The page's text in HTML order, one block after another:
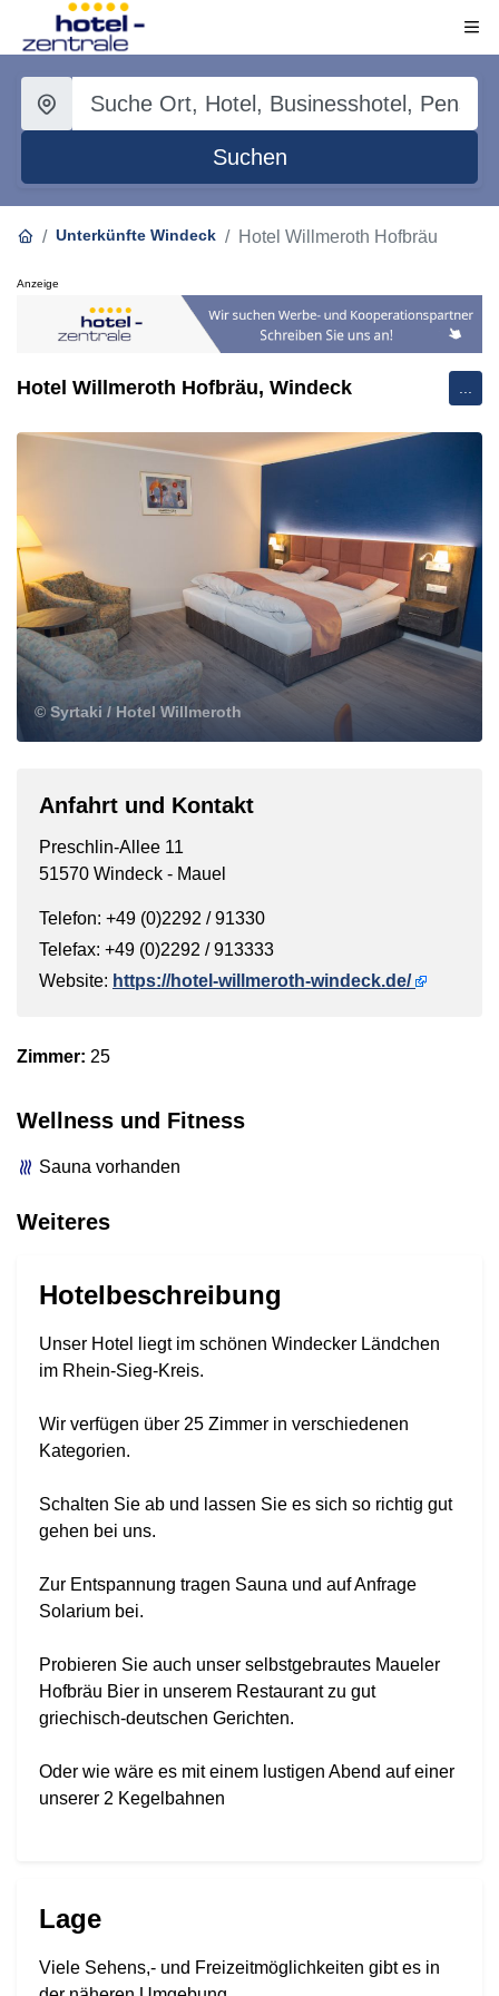
Suchen
Unterkünfte Windeck Hotel Willmeroth Hofbräu
Anzeige
Hotel Willmeroth Hofbräu, Windeck
© Syrtaki / Hotel Willmeroth
Anfahrt und Kontakt
Preschlin-Allee 11
51570 Windeck - Mauel
Telefon: +49 (0)2292 / 91330
Telefax: +49 (0)2292 / 913333
Website: https://hotel-willmeroth-windeck.de/
Zimmer: 25
Wellness und Fitness
Sauna vorhanden
Weiteres
Hotelbeschreibung
Unser Hotel liegt im schönen Windecker Ländchen
im Rhein-Sieg-Kreis.
Wir verfügen über 25 Zimmer in verschiedenen
Kategorien.
Schalten Sie ab und lassen Sie es sich so richtig gut
gehen bei uns.
Zur Entspannung tragen Sauna und auf Anfrage
Solarium bei.
Probieren Sie auch unser selbstgebrautes Maueler
Hofbräu Bier in unserem Restaurant zu gut
griechisch-deutschen Gerichten.
Oder wie wäre es mit einem lustigen Abend auf einer
unserer 2 Kegelbahnen
Lage
Viele Sehens,- und Freizeitmöglichkeiten gibt es in